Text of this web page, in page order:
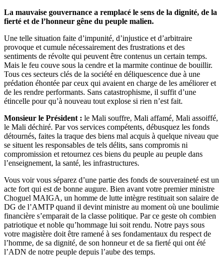
La mauvaise gouvernance a remplacé le sens de la dignité, de la
fierté et de l’honneur gêne du peuple malien.
Une telle situation faite d’impunité, d’injustice et d’arbitraire
provoque et cumule nécessairement des frustrations et des
sentiments de révolte qui peuvent être contenus un certain temps.
Mais le feu couve sous la cendre et la marmite continue de bouillir.
Tous ces secteurs clés de la société en déliquescence due à une
prédation éhontée par ceux qui avaient en charge de les améliorer et
de les rendre performants. Sans catastrophisme, il suffit d’une
étincelle pour qu’à nouveau tout explose si rien n’est fait.
Monsieur le Président : le Mali souffre, Mali affamé, Mali assoiffé,
le Mali déchiré. Par vos services compétents, débusquez les fonds
détournés, faites la traque des biens mal acquis à quelque niveau que
se situent les responsables de tels délits, sans compromis ni
compromission et retournez ces biens du peuple au peuple dans
l’enseignement, la santé, les infrastructures.
Vous voir vous séparez d’une partie des fonds de souveraineté est un
acte fort qui est de bonne augure. Bien avant votre premier ministre
Choguel MAIGA, un homme de lutte intègre restituait son salaire de
DG de l’AMTP quand il devint ministre au moment où une boulimie
financière s’emparait de la classe politique. Par ce geste oh combien
patriotique et noble qu’hommage lui soit rendu. Notre pays sous
votre magistère doit être ramené à ses fondamentaux du respect de
l’homme, de sa dignité, de son honneur et de sa fierté qui ont été
l’ADN de notre peuple depuis l’aube des temps.